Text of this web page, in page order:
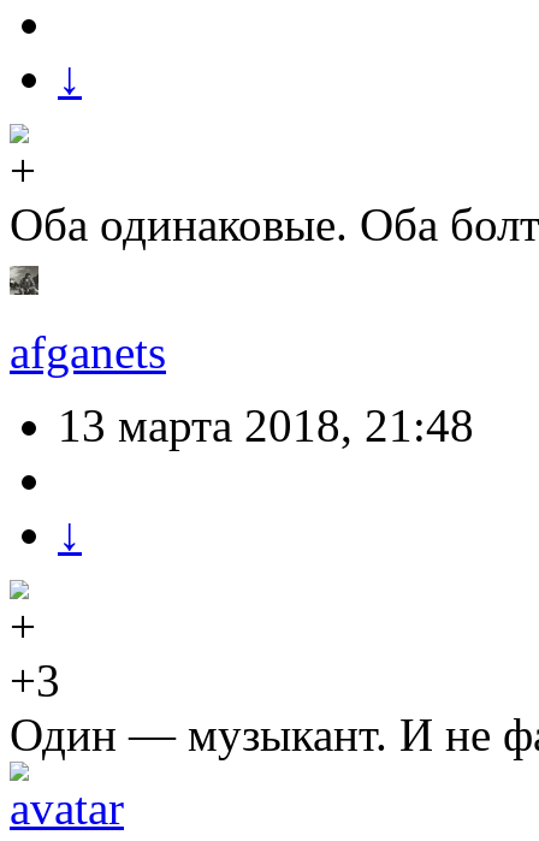
↓
Оба одинаковые. Оба
afganets
13 марта 2018, 21:48
↓
+3
Один — музыкант. И не